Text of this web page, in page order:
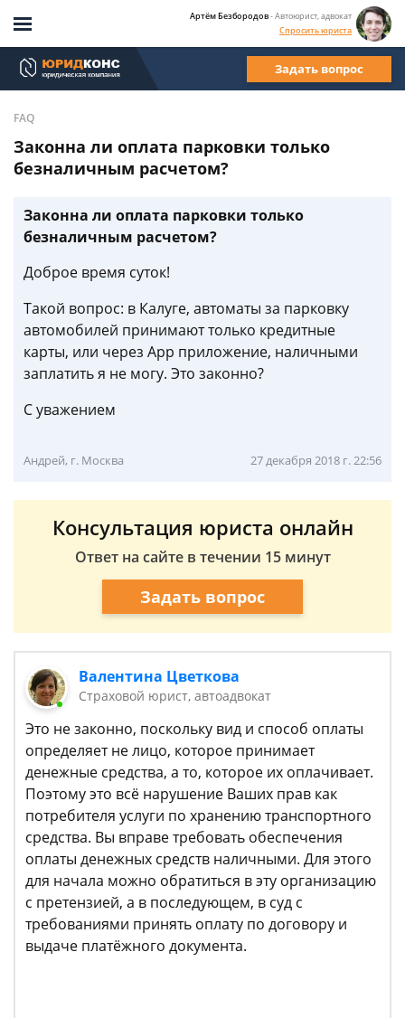
Артём Безбородов- Автоюрист, адвокат
Спросить юриста
Задать вопрос
FAQ
Законна ли оплата парковки только
безналичным расчетом?
Законна ли оплата парковки только
безналичным расчетом?
Доброе время суток!
Такой вопрос: в Калуге, автоматы за парковку
автомобилей принимают только кредитные
карты, или через App приложение, наличными
заплатить я не могу. Это законно?
С уважением
Андрей, г. Москва 27 декабря 2018 г. 22:56
Консультация юриста онлайн
Ответ на сайте в течении 15 минут
Задать вопрос
Валентина Цветкова
Страховой юрист, автоадвокат
Это не законно, поскольку вид и способ оплаты
определяет не лицо, которое принимает
денежные средства, а то, которое их оплачивает.
Поэтому это всё нарушение Ваших прав как
потребителя услуги по хранению транспортного
средства. Вы вправе требовать обеспечения
оплаты денежных средств наличными. Для этого
для начала можно обратиться в эту организацию
с претензией, а в последующем, в суд с
требованиями принять оплату по договору и
выдаче платёжного документа.